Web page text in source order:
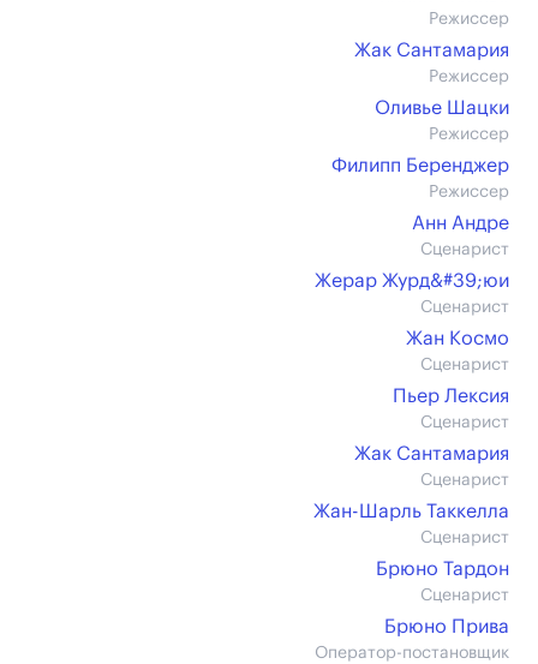
Режиссер
Жак Сантамария
Режиссер
Оливье Шацки
Режиссер
Филипп Беренджер
Режиссер
Анн Андре
Сценарист
Жерар Журд&#39;юи
Сценарист
Жан Космо
Сценарист
Пьер Лексия
Сценарист
Жак Сантамария
Сценарист
Жан-Шарль Таккелла
Сценарист
Брюно Тардон
Сценарист
Брюно Прива
Оператор-постановщик